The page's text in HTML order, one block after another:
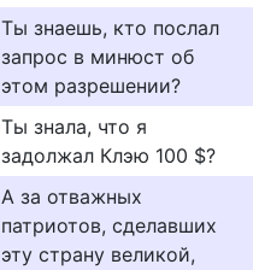
Ты знаешь, кто послал
запрос в минюст об
этом разрешении?
Ты знала, что я
задолжал Клэю 100 $?
А за отважных
патриотов, сделавших
эту страну великой,